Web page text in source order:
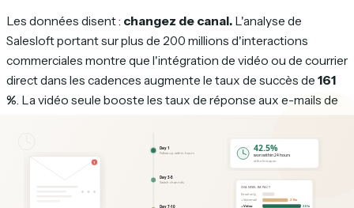
Les données disent : changez de canal. L'analyse de
Salesloft portant sur plus de 200 millions d'interactions
commerciales montre que l'intégration de vidéo ou de courrier
direct dans les cadences augmente le taux de succès de 161
% . La vidéo seule booste les taux de réponse aux e-mails de
. Et l'étude Gong portant sur 304 174 e-mails a révélé que
laisser un message vocal augmente le taux de réponse aux e-
mails de2,73 % à 5,87 % — soit plus du double.
La relance au jour 3–5 devrait être un appel téléphonique, un